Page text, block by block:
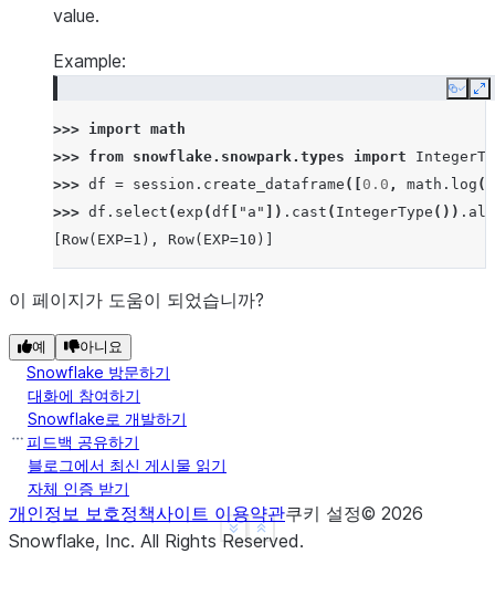
value.
Example:
Copy
>>> import math
>>> from snowflake.snowpark.types import
>>> df = session . create_dataframe ([ 0.0 , math . log (
>>> df . select (exp (df "a" ]) . cast ( IntegerType ()) .
[Row(EXP=1), Row(EXP=10)]
Show less
See more
이 페이지가 도움이 되었습니까?
예 아니요
Snowflake 방문하기
대화에 참여하기
Snowflake로 개발하기
피드백 공유하기
블로그에서 최신 게시물 읽기
자체 인증 받기
개인정보 보호정책사이트 이용약관쿠키 설정© 2026
Snowflake, Inc. All Rights Reserved.